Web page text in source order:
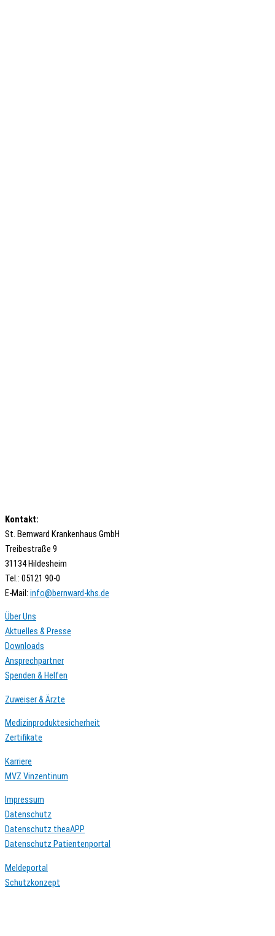
Kontakt:
St. Bernward Krankenhaus GmbH
Treibestraße 9
31134 Hildesheim
Tel.: 05121 90-0
E-Mail: ed.shk-drawnreb@ofni
Über Uns
Aktuelles & Presse
Downloads
Ansprechpartner
Spenden & Helfen
Zuweiser & Ärzte
Medizinproduktesicherheit
Zertifikate
Karriere
MVZ Vinzentinum
Impressum
Datenschutz
Datenschutz theaAPP
Datenschutz Patientenportal
Meldeportal
Schutzkonzept